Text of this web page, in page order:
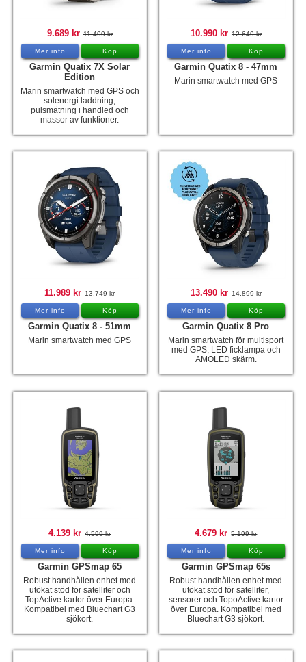
CTEK - Batteriladdare
Webasto - Dieselvärmare
Kamasa Tools - Verktyg
Calix - Packline - Takboxar
Thule - Takboxar
Thule - Lasthållare
LAGERRENSING
Begagnade Motorer & Båtar
9.689 kr 11.499 kr
Mer info Köp
Garmin Quatix 7X Solar
Edition
Marin smartwatch med GPS och
solenergi laddning,
pulsmätning i handled och
massor av funktioner.
10.990 kr 12.649 kr
Mer info Köp
Garmin Quatix 8 - 47mm
Marin smartwatch med GPS
11.989 kr 13.749 kr
Mer info Köp
Garmin Quatix 8 - 51mm
Marin smartwatch med GPS
13.490 kr 14.899 kr
Mer info Köp
Garmin Quatix 8 Pro
Marin smartwatch för multisport
med GPS, LED ficklampa och
AMOLED skärm.
4.139 kr 4.599 kr
Mer info Köp
Garmin GPSmap 65
Robust handhållen enhet med
utökat stöd för satelliter och
TopActive kartor över Europa.
Kompatibel med Bluechart G3
sjökort.
4.679 kr 5.199 kr
Mer info Köp
Garmin GPSmap 65s
Robust handhållen enhet med
utökat stöd för satelliter,
sensorer och TopoActive kartor
över Europa. Kompatibel med
Bluechart G3 sjökort.